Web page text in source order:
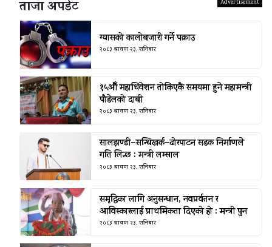
ताजा अपडेट
ग्यासको कालोबजारी गर्ने पक्राउ
२०८३ श्रावण २३, शनिबार
१५औँ महाधिवेशन तोकिएकै समयमा हुने महामन्त्री
पौडेलको दाबी
२०८३ श्रावण २३, शनिबार
सालझण्डी–सन्धिखर्क–ढोरपाटन सडक निर्माणले
गति लिन्छ : मन्त्री लम्साल
२०८३ श्रावण २३, शनिबार
समृद्धिका लागि अनुसन्धान, नवप्रर्वतन र
आविस्कारलाई प्राथमिकता दिएको हो : मन्त्री पुन
२०८३ श्रावण २३, शनिबार